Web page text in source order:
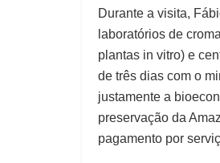
Durante a visita,
laboratórios de
plantas in vitro) e
de três dias com o
justamente a
preservação da
pagamento por